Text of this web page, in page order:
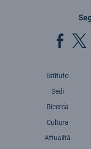
Istituto
Sedi
Ricerca
Cultura
Attualità